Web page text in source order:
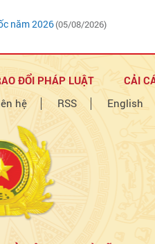
năm 2026(05/08/2026)
ĐỔI PHÁP LUẬT CẢI
hệ RSS English